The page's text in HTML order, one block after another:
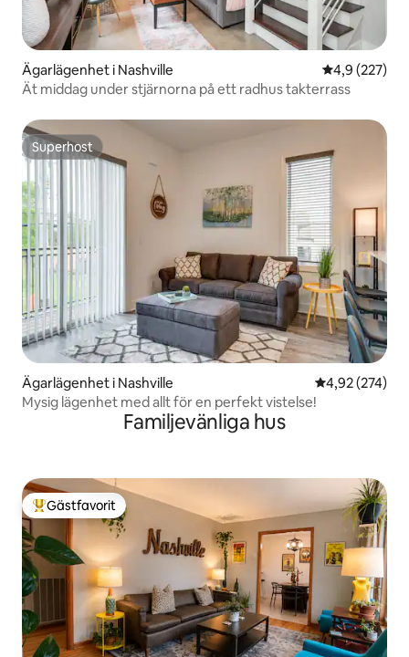
Ägarlägenhet i Nashville 4,9 av 5 i
4,9 (227)
Ät middag under stjärnorna på ett radhus takterrass
Superhost
Superhost
Ägarlägenhet i Nashville 4,92 av 5 i
4,92 (274)
Mysig lägenhet med allt för en perfekt vistelse!
Familjevänliga hus
Populär gästfavorit
Gästfavorit